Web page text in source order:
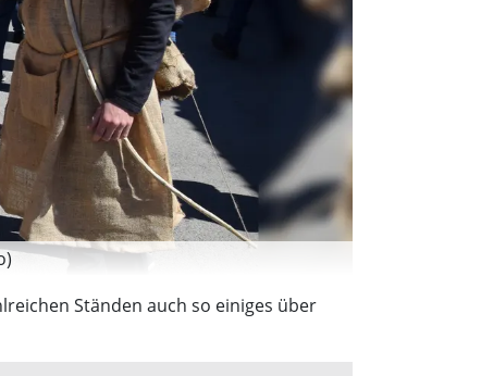
Ständen auch so einiges über